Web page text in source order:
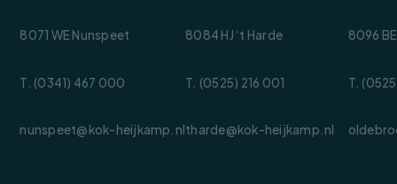
8071 WE Nunspeet
T. (0341) 467 000
nunspeet@kok-heijkamp.nl
8084 HJ ‘t Harde
T. (0525) 216 001
tharde@kok-heijkamp.nl
8096
T.